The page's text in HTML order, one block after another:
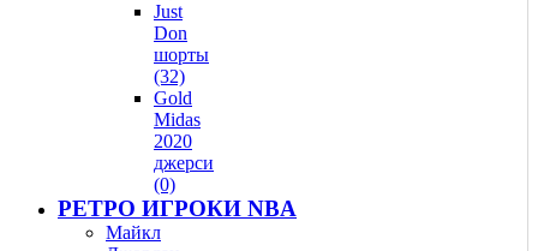
Just
Don
шорты
(32)
Gold
Midas
2020
джерси
(0)
РЕТРО ИГРОКИ NBA
Майкл